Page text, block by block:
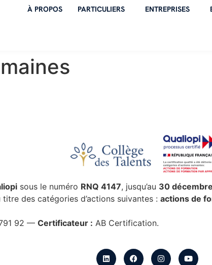
À PROPOS PARTICULIERS ENTREPRISES
sous le numéro RNQ 4147, jusqu’au 30
des catégories d’actions suivantes : actions de
92 — Certificateur : AB Certification.